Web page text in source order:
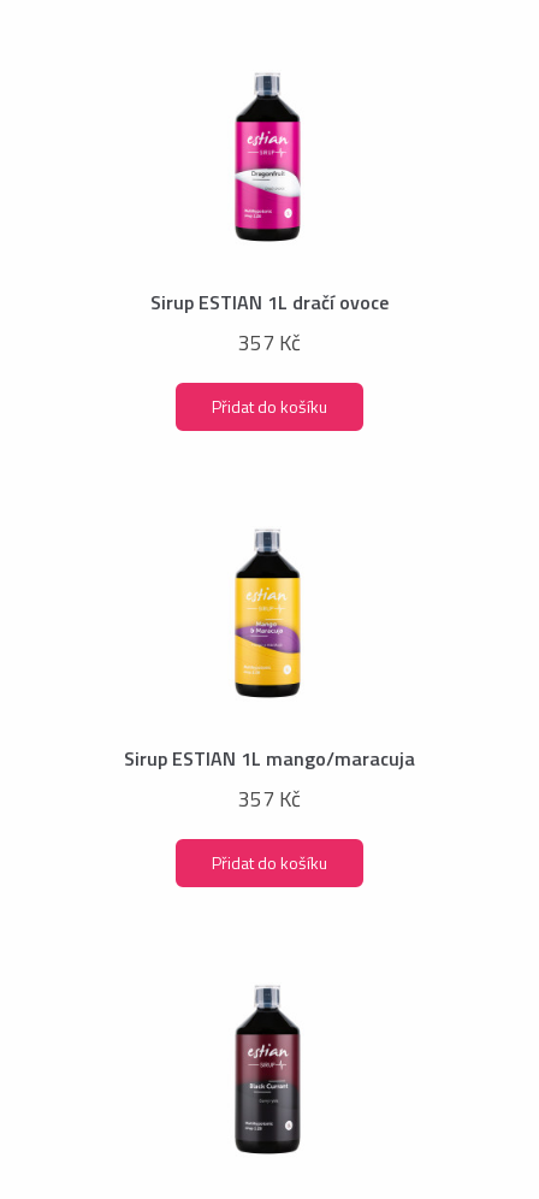
Sirup ESTIAN 1L dračí ovoce
357 Kč
Přidat do košíku
Sirup ESTIAN 1L mango/maracuja
357 Kč
Přidat do košíku